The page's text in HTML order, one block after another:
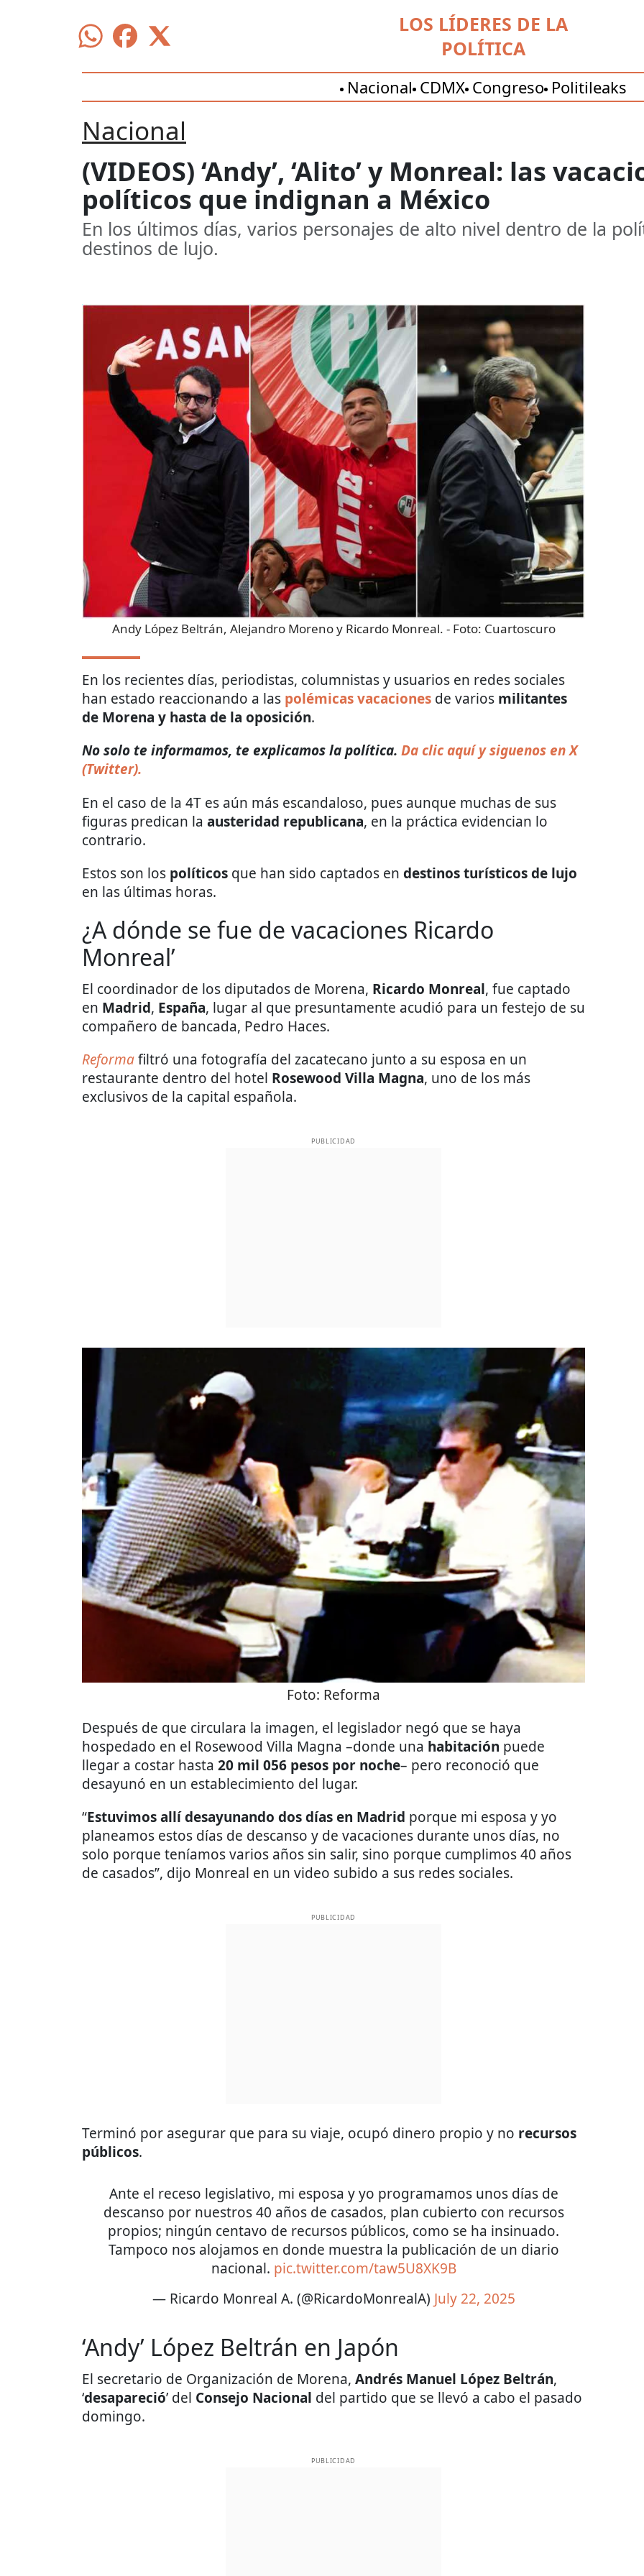
LOS LÍDERES DE LA
POLÍTICA
Nacional CDMX Congreso Politileaks
Nacional
(VIDEOS) ‘Andy’, ‘Alito’ y Monreal: las
políticos que indignan a México
En los últimos días, varios personajes de alto nivel dentro de la
destinos de lujo.
Andy López Beltrán, Alejandro Moreno y Ricardo Monreal. - Foto: Cuartoscuro
En los recientes días, periodistas, columnistas y usuarios en redes sociales
han estado reaccionando a las polémicas vacaciones de varios militantes
de Morena y hasta de la oposición.
No solo te informamos, te explicamos la política. Da clic aquí y siguenos en X
(Twitter).
En el caso de la 4T es aún más escandaloso, pues aunque muchas de sus
figuras predican la austeridad republicana, en la práctica evidencian lo
contrario.
Estos son los políticos que han sido captados en destinos turísticos de lujo
en las últimas horas.
¿A dónde se fue de vacaciones Ricardo
Monreal’
El coordinador de los diputados de Morena, Ricardo Monreal, fue captado
en Madrid, España, lugar al que presuntamente acudió para un festejo de su
compañero de bancada, Pedro Haces.
Reformafiltró una fotografía del zacatecano junto a su esposa en un
restaurante dentro del hotel Rosewood Villa Magna, uno de los más
exclusivos de la capital española.
PUBLICIDAD
Foto: Reforma
Después de que circulara la imagen, el legislador negó que se haya
hospedado en el Rosewood Villa Magna –donde una habitación puede
llegar a costar hasta 20 mil 056 pesos por noche– pero reconoció que
desayunó en un establecimiento del lugar.
“Estuvimos allí desayunando dos días en Madrid porque mi esposa y yo
planeamos estos días de descanso y de vacaciones durante unos días, no
solo porque teníamos varios años sin salir, sino porque cumplimos 40 años
de casados”, dijo Monreal en un video subido a sus redes sociales.
PUBLICIDAD
Terminó por asegurar que para su viaje, ocupó dinero propio y no recursos
públicos.
Ante el receso legislativo, mi esposa y yo programamos unos días de
descanso por nuestros 40 años de casados, plan cubierto con recursos
propios; ningún centavo de recursos públicos, como se ha insinuado.
Tampoco nos alojamos en donde muestra la publicación de un diario
nacional. pic.twitter.com/taw5U8XK9B
— Ricardo Monreal A. (@RicardoMonrealA) July 22, 2025
‘Andy’ López Beltrán en Japón
El secretario de Organización de Morena, Andrés Manuel López Beltrán,
‘desapareció’ del Consejo Nacional del partido que se llevó a cabo el pasado
domingo.
PUBLICIDAD